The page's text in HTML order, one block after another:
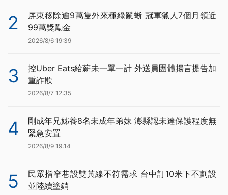
2
屏東移除逾9萬隻外來種綠鬣蜥 冠軍獵人7個月領近
99萬獎勵金
2026/8/6 19:39
3
控Uber Eats給薪未一單一計 外送員團體揚言提告加
重詐欺
2026/8/7 12:35
4
剛成年兄姊養8名未成年弟妹 澎縣認未達保護程度無
緊急安置
2026/8/9 19:14
5
民眾指窄巷設雙黃線不符需求 台中訂10米下不劃設
並陸續塗銷